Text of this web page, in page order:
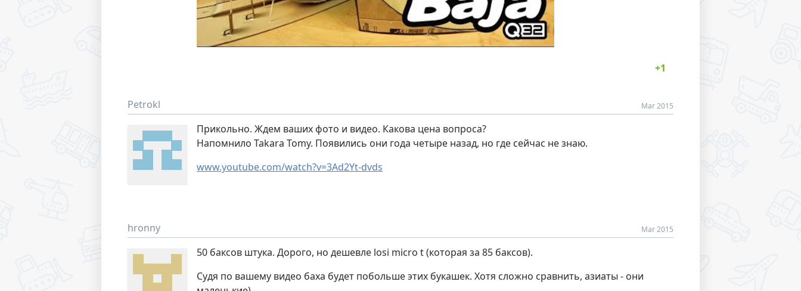
Petrokl Mar 2015
Прикольно. Ждем ваших фото и видео. Какова цена вопроса?
Напомнило Takara Tomy. Появились они года четыре назад, но где сейчас не знаю.
www.youtube.com/watch?v=3Ad2Yt-dvds
hronny Mar 2015
50 баксов штука. Дорого, но дешевле losi micro t (которая за 85 баксов).
Судя по вашему видео баха будет побольше этих букашек. Хотя сложно сравнить, азиаты - они